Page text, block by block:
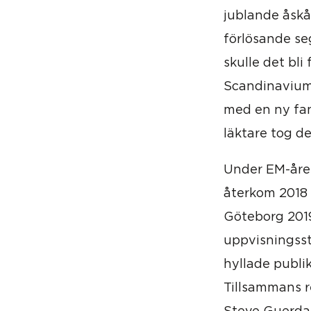
jublande
förlösande
skulle det bli
med en ny
läktare tog
Under EM-
återkom
Göteborg
hyllade
Tillsammans